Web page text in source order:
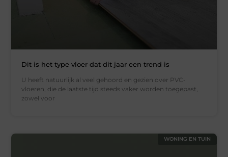
Dit is het type vloer dat dit jaar een trend is
U heeft natuurlijk al veel gehoord en gezien over PVC-
vloeren, die de laatste tijd steeds vaker worden toegepast,
zowel voor
WONING EN TUIN